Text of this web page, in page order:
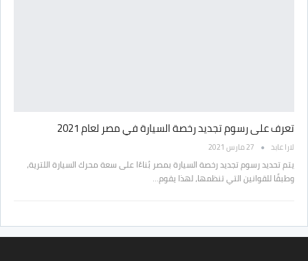
تعرف على رسوم تجديد رخصة السيارة في مصر لعام 2021
لارا عابد 27 مارس 2021
يتم تحديد رسوم تجديد رخصة السيارة بمصر بُناءًا على سعة محرك السيارة اللترية،
وطبقًا للقوانين التي تنظمها، لهذا يقوم…